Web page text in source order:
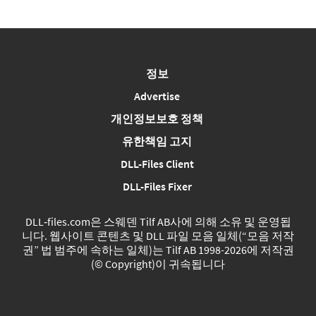
정보
Advertise
개인정보보호 정책
유한책임 고지
DLL-Files Client
DLL-Files Fixer
DLL‑files.com은 스웨덴 Tilf AB사에 의해 소유 및 운영됩
니다. 웹사이트 콘텐츠 및 DLL 파일 모음 일체(“모음 저작
권” 법 범주에 속하는 일체)는 Tilf AB 1998-2026에 저작권
(© Copyright)이 귀속됩니다